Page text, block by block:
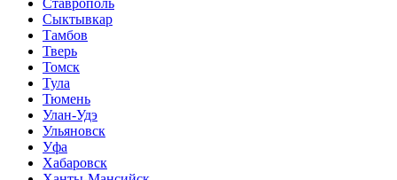
Ставрополь
Сыктывкар
Тамбов
Тверь
Томск
Тула
Тюмень
Улан-Удэ
Ульяновск
Уфа
Хабаровск